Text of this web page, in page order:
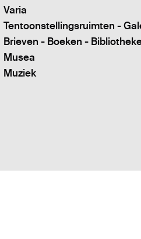
Varia
Tentoonstellingsruimten -
Brieven - Boeken -
Musea
Muziek